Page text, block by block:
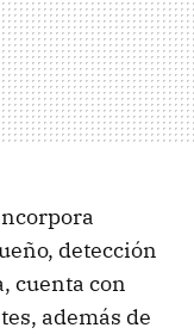
detección
cuenta con
además de